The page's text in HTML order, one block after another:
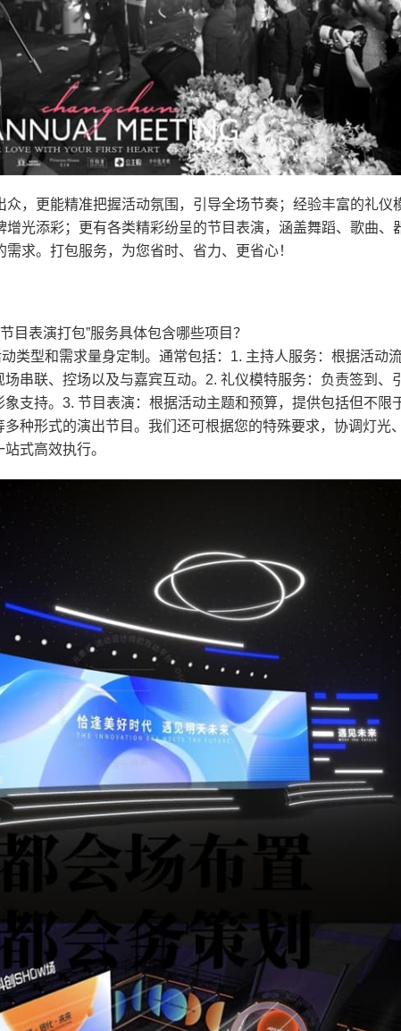
，更能精准把握活动氛围，引导全场节奏；经验丰富的礼仪
光添彩；更有各类精彩纷呈的节目表演，涵盖舞蹈、歌曲、
求。打包服务，为您省时、省力、更省心！
目表演打包”服务具体包含哪些项目？
类型和需求量身定制。通常包括：1. 主持人服务：根据活动
串联、控场以及与嘉宾互动。2. 礼仪模特服务：负责签到、
支持。3. 节目表演：根据活动主题和预算，提供包括但不限
种形式的演出节目。我们还可根据您的特殊要求，协调灯光
式高效执行。